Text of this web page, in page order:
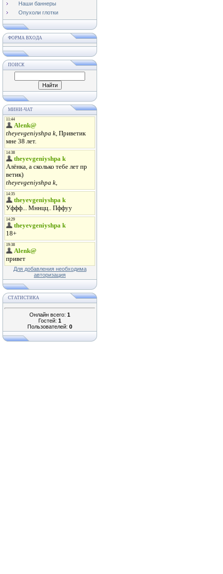
Наши баннеры
Опухоли глотки
ФОРМА ВХОДА
ПОИСК
МИНИ-ЧАТ
Для добавления необходима
авторизация
СТАТИСТИКА
Онлайн всего: 1
Гостей: 1
Пользователей: 0